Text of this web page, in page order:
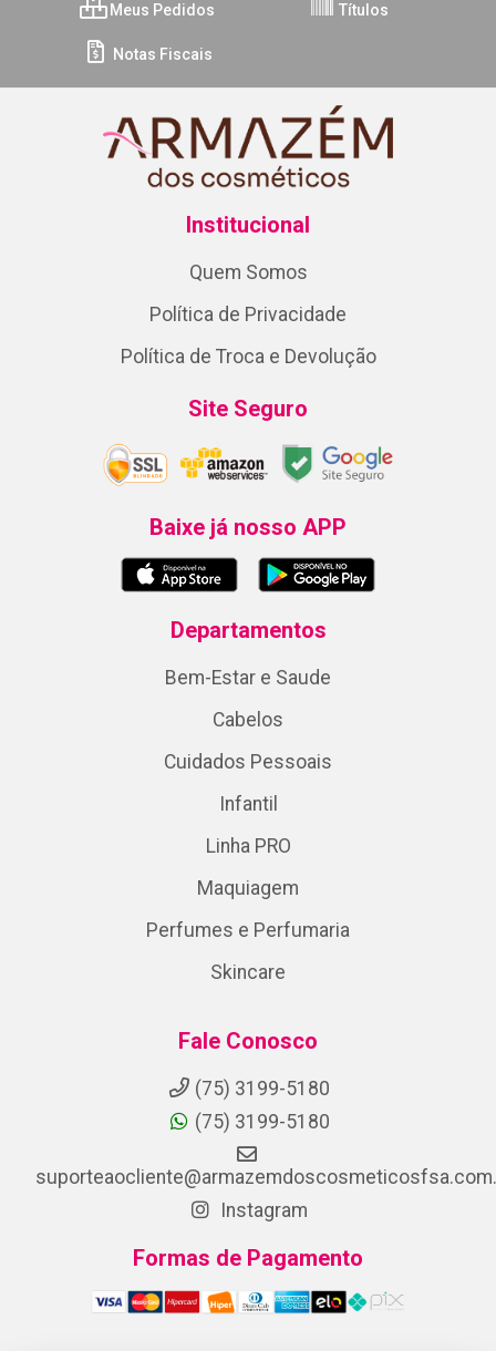
Meus Pedidos Títulos
Notas Fiscais
Institucional
Quem Somos
Política de Privacidade
Política de Troca e Devolução
Site Seguro
Baixe já nosso APP
Departamentos
Bem-Estar e Saude
Cabelos
Cuidados Pessoais
Infantil
Linha PRO
Maquiagem
Perfumes e Perfumaria
Skincare
Fale Conosco
(75) 3199-5180
(75) 3199-5180
Instagram
Formas de Pagamento